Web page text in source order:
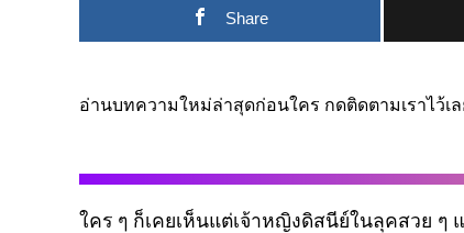
Share
อ่านบทความใหม่ล่าสุดก่อนใคร กดติดตามเราไว้เล
ใคร ๆ ก็เคยเห็นแต่เจ้าหญิงดิสนีย์ในลุคสวย ๆ